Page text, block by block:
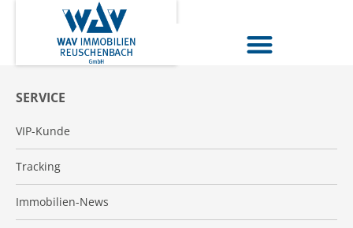
SERVICE
VIP-Kunde
Tracking
Immobilien-News